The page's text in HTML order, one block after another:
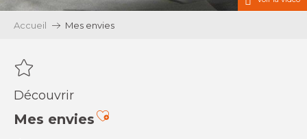
Accueil Mes envies
Découvrir
Mes enviesAjouter aux favoris